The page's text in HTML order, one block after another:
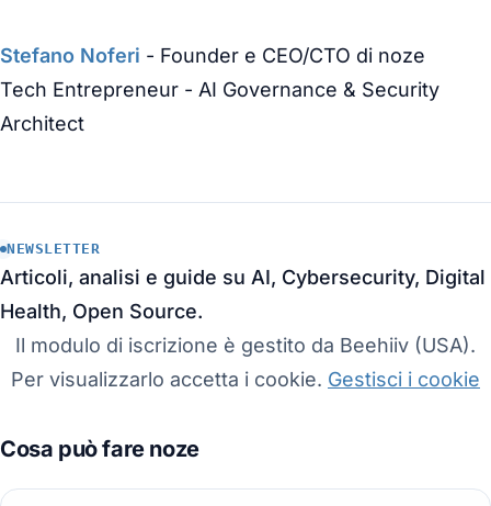
Stefano Noferi - Founder e CEO/CTO di noze
Tech Entrepreneur - AI Governance & Security
Architect
NEWSLETTER
Articoli, analisi e guide su AI, Cybersecurity, Digital
Health, Open Source.
Il modulo di iscrizione è gestito da Beehiiv (USA).
Per visualizzarlo accetta i cookie. Gestisci i cookie